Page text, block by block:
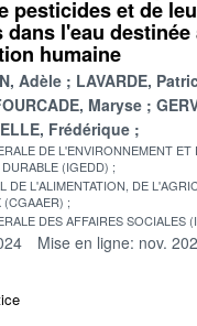
pesticides et de
dans l'eau destinée
humaine
Adèle
LAVARDE,
Maryse
Frédérique
DE L'ENVIRONNEMENT ET
(IGEDD)
DE L'ALIMENTATION, DE
(CGAAER)
DES AFFAIRES SOCIALES
Mise en ligne: nov.